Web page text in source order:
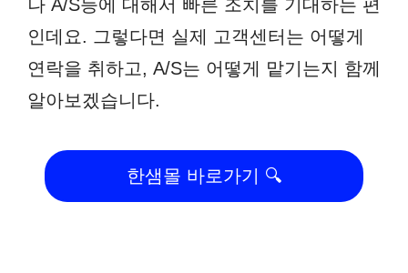
나 A/S등에 대해서 빠른 조치를 기대하는 편
인데요. 그렇다면 실제 고객센터는 어떻게
연락을 취하고, A/S는 어떻게 맡기는지 함께
알아보겠습니다.
한샘몰 바로가기 🔍